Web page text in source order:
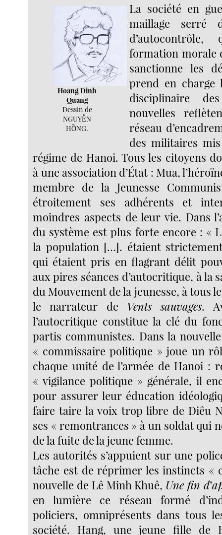
Hoang Dinh
Quang
Dessin de
NGUYỄN
HỒNG.
La société en
maillage serré
formation morale
sanctionne les
prend en charge
disciplinaire
nouvelles
réseau
des militaires
régime de Hanoi. Tous les citoyens
à une association d’État : Mua,
membre de la Jeunesse
étroitement ses adhérents et
moindres aspects de leur vie. Dans
du système est plus forte encore : «
la population […]. étaient
qui étaient pris en flagrant délit
aux pires séances d’autocritique, à la
du Mouvement de la jeunesse, à tous
le narrateur de Vents sauvages.
l’autocritique constitue la clé du
partis communistes. Dans la
« commissaire politique » joue un
chaque unité de l’armée de Hanoi :
« vigilance politique » générale, il
pour assurer leur éducation
faire taire la voix trop libre de Diêu
ses « remontrances » à un soldat qui
de la fuite de la jeune femme.
Les autorités s’appuient sur une
tâche est de réprimer les instincts «
nouvelle de Lê Minh Khuê, Une fin d’
en lumière ce réseau formé
policiers, omniprésents dans tous
société. Hang, une jeune fille de